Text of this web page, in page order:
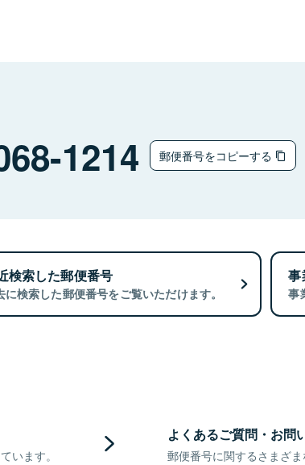
1214 郵便番号をコピーする
検索した郵便番号
に検索した郵便番号をご覧いただけます。
事
事
います。
よくあるご質問・お問
郵便番号に関するさまざま